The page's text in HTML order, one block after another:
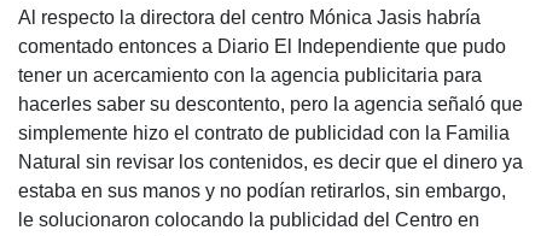
Al respecto la directora del centro Mónica Jasis habría
comentado entonces a Diario El Independiente que pudo
tener un acercamiento con la agencia publicitaria para
hacerles saber su descontento, pero la agencia señaló que
simplemente hizo el contrato de publicidad con la Familia
Natural sin revisar los contenidos, es decir que el dinero ya
estaba en sus manos y no podían retirarlos, sin embargo,
le solucionaron colocando la publicidad del Centro en